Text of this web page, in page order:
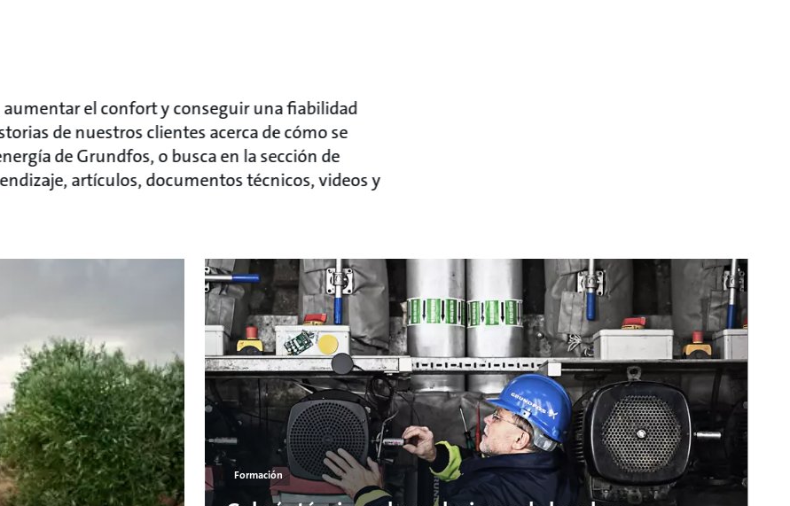
el confort y conseguir una fiabilidad
de nuestros clientes acerca de cómo se
de Grundfos, o busca en la sección de
artículos, documentos técnicos, videos y
Formación